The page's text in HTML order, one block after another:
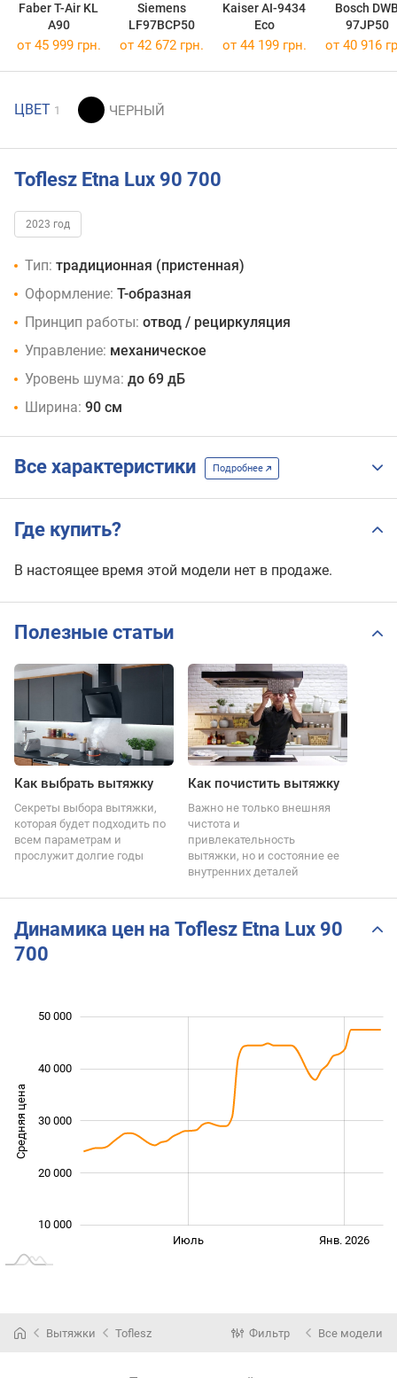
Faber T-Air KL
A90
Siemens
LF97BCP50
Kaiser AI-9434
Eco
Bosch
97JP50
от 45 999 грн. от 42 672 грн. от 44 199 грн. от 40 916
ЦВЕТ 1
Toflesz Etna Lux 90 700
2023 год
Тип: традиционная (пристенная)
Оформление: Т-образная
Принцип работы: отвод / рециркуляция
Управление: механическое
Уровень шума: до 69 дБ
Ширина: 90 см
Все характеристики Подробнее
Где купить?
В настоящее время этой модели нет в продаже.
Полезные статьи
Как выбрать вытяжку
Секреты выбора вытяжки,
которая будет подходить по
всем параметрам и
прослужит долгие годы
Как почистить вытяжку
Важно не только внешняя
чистота и
привлекательность
вытяжки, но и состояние ее
внутренних деталей
Динамика цен на Toflesz Etna Lux 90
700
Средняя цена 10 000
10 000
20 000
30 000
40 000
50 000
Июль Янв. 2026
Вытяжки Toflesz Фильтр Все модели